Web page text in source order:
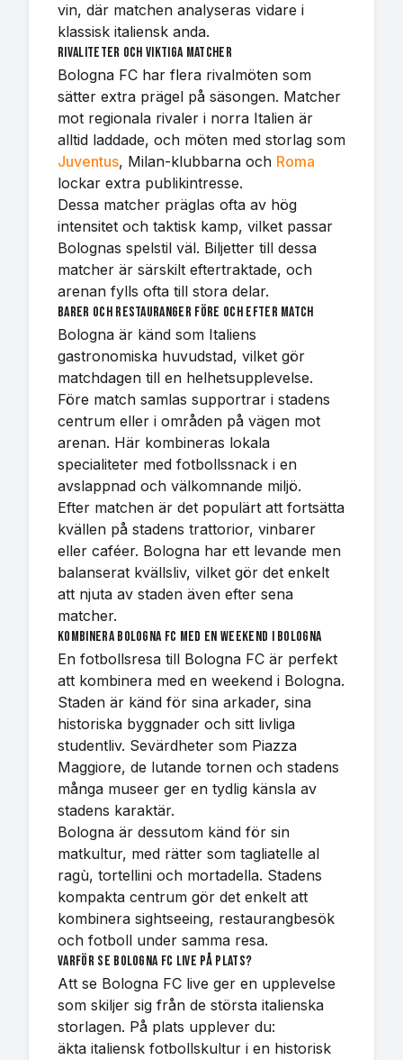
vin, där matchen analyseras vidare i
klassisk italiensk anda.
Rivaliteter och viktiga matcher
Bologna FC har flera rivalmöten som
sätter extra prägel på säsongen. Matcher
mot regionala rivaler i norra Italien är
alltid laddade, och möten med storlag som
Juventus, Milan-klubbarna och Roma
lockar extra publikintresse.
Dessa matcher präglas ofta av hög
intensitet och taktisk kamp, vilket passar
Bolognas spelstil väl. Biljetter till dessa
matcher är särskilt eftertraktade, och
arenan fylls ofta till stora delar.
Barer och restauranger före och efter match
Bologna är känd som Italiens
gastronomiska huvudstad, vilket gör
matchdagen till en helhetsupplevelse.
Före match samlas supportrar i stadens
centrum eller i områden på vägen mot
arenan. Här kombineras lokala
specialiteter med fotbollssnack i en
avslappnad och välkomnande miljö.
Efter matchen är det populärt att fortsätta
kvällen på stadens trattorior, vinbarer
eller caféer. Bologna har ett levande men
balanserat kvällsliv, vilket gör det enkelt
att njuta av staden även efter sena
matcher.
Kombinera Bologna FC med en weekend i Bologna
En fotbollsresa till Bologna FC är perfekt
att kombinera med en weekend i Bologna.
Staden är känd för sina arkader, sina
historiska byggnader och sitt livliga
studentliv. Sevärdheter som Piazza
Maggiore, de lutande tornen och stadens
många museer ger en tydlig känsla av
stadens karaktär.
Bologna är dessutom känd för sin
matkultur, med rätter som tagliatelle al
ragù, tortellini och mortadella. Stadens
kompakta centrum gör det enkelt att
kombinera sightseeing, restaurangbesök
och fotboll under samma resa.
Varför se Bologna FC live på plats?
Att se Bologna FC live ger en upplevelse
som skiljer sig från de största italienska
storlagen. På plats upplever du:
äkta italiensk fotbollskultur i en historisk